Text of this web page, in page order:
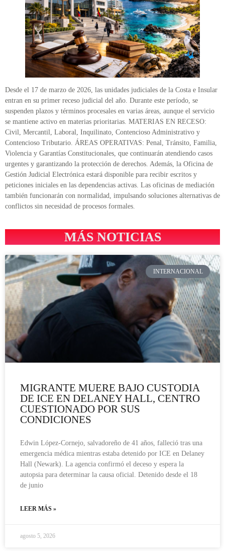
Desde el 17 de marzo de 2026, las unidades judiciales de la Costa e Insular
entran en su primer receso judicial del año. Durante este período, se
suspenden plazos y términos procesales en varias áreas, aunque el servicio
se mantiene activo en materias prioritarias. MATERIAS EN RECESO:
Civil, Mercantil, Laboral, Inquilinato, Contencioso Administrativo y
Contencioso Tributario. ÁREAS OPERATIVAS: Penal, Tránsito, Familia,
Violencia y Garantías Constitucionales, que continuarán atendiendo casos
urgentes y garantizando la protección de derechos. Además, la Oficina de
Gestión Judicial Electrónica estará disponible para recibir escritos y
peticiones iniciales en las dependencias activas. Las oficinas de mediación
también funcionarán con normalidad, impulsando soluciones alternativas de
conflictos sin necesidad de procesos formales.
MÁS NOTICIAS
INTERNACIONAL
MIGRANTE MUERE BAJO CUSTODIA
DE ICE EN DELANEY HALL, CENTRO
CUESTIONADO POR SUS
CONDICIONES
Edwin López-Cornejo, salvadoreño de 41 años, falleció tras una
emergencia médica mientras estaba detenido por ICE en Delaney
Hall (Newark). La agencia confirmó el deceso y espera la
autopsia para determinar la causa oficial. Detenido desde el 18
de junio
LEER MÁS »
agosto 5, 2026